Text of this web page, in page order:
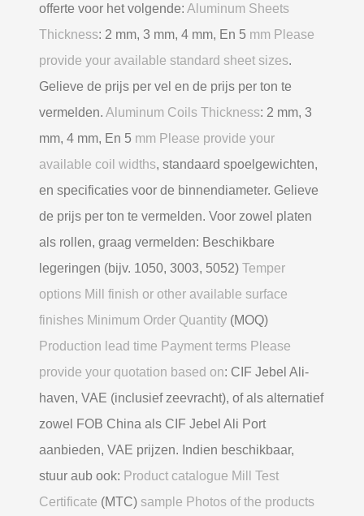
offerte voor het volgende: Aluminum Sheets
Thickness: 2 mm, 3 mm, 4 mm, En 5 mm Please
provide your available standard sheet sizes.
Gelieve de prijs per vel en de prijs per ton te
vermelden. Aluminum Coils Thickness: 2 mm, 3
mm, 4 mm, En 5 mm Please provide your
available coil widths, standaard spoelgewichten,
en specificaties voor de binnendiameter. Gelieve
de prijs per ton te vermelden. Voor zowel platen
als rollen, graag vermelden: Beschikbare
legeringen (bijv. 1050, 3003, 5052) Temper
options Mill finish or other available surface
finishes Minimum Order Quantity (MOQ)
Production lead time Payment terms Please
provide your quotation based on: CIF Jebel Ali-
haven, VAE (inclusief zeevracht), of als alternatief
zowel FOB China als CIF Jebel Ali Port
aanbieden, VAE prijzen. Indien beschikbaar,
stuur aub ook: Product catalogue Mill Test
Certificate (MTC) sample Photos of the products